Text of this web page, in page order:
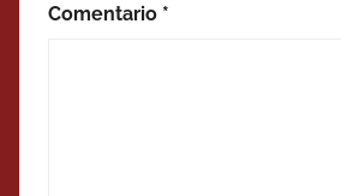
Comentario *